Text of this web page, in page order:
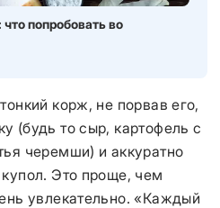
попробовать во
корж, не порвав его,
(будь то сыр, картофель с
черемши) и аккуратно
Это проще, чем
увлекательно. «Каждый